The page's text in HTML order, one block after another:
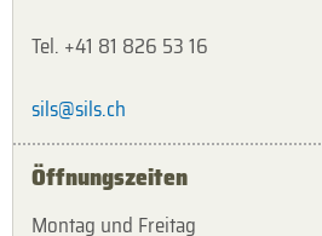
Tel. +41 81 826 53 16
sils@sils.ch
Öffnungszeiten
Montag und Freitag